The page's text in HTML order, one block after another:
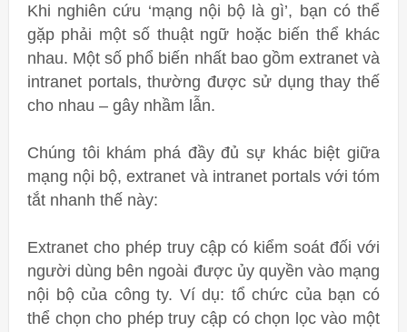
Khi nghiên cứu ‘mạng nội bộ là gì’, bạn có thể
gặp phải một số thuật ngữ hoặc biến thể khác
nhau. Một số phổ biến nhất bao gồm extranet và
intranet portals, thường được sử dụng thay thế
cho nhau – gây nhầm lẫn.
Chúng tôi khám phá đầy đủ sự khác biệt giữa
mạng nội bộ, extranet và intranet portals với tóm
tắt nhanh thế này:
Extranet cho phép truy cập có kiểm soát đối với
người dùng bên ngoài được ủy quyền vào mạng
nội bộ của công ty. Ví dụ: tổ chức của bạn có
thể chọn cho phép truy cập có chọn lọc vào một